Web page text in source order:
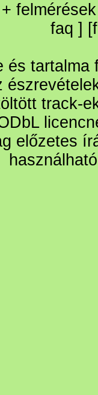
+ felmérések
faq ] [
és
track-
előzetes